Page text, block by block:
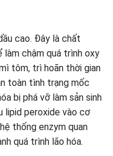
cao. Đây là chất
chậm quá trình oxy
tôm, trì hoãn thời gian
toàn tình trạng mốc
bị phá vỡ làm sản sinh
lipid peroxide vào cơ
thống enzym quan
quá trình lão hóa.